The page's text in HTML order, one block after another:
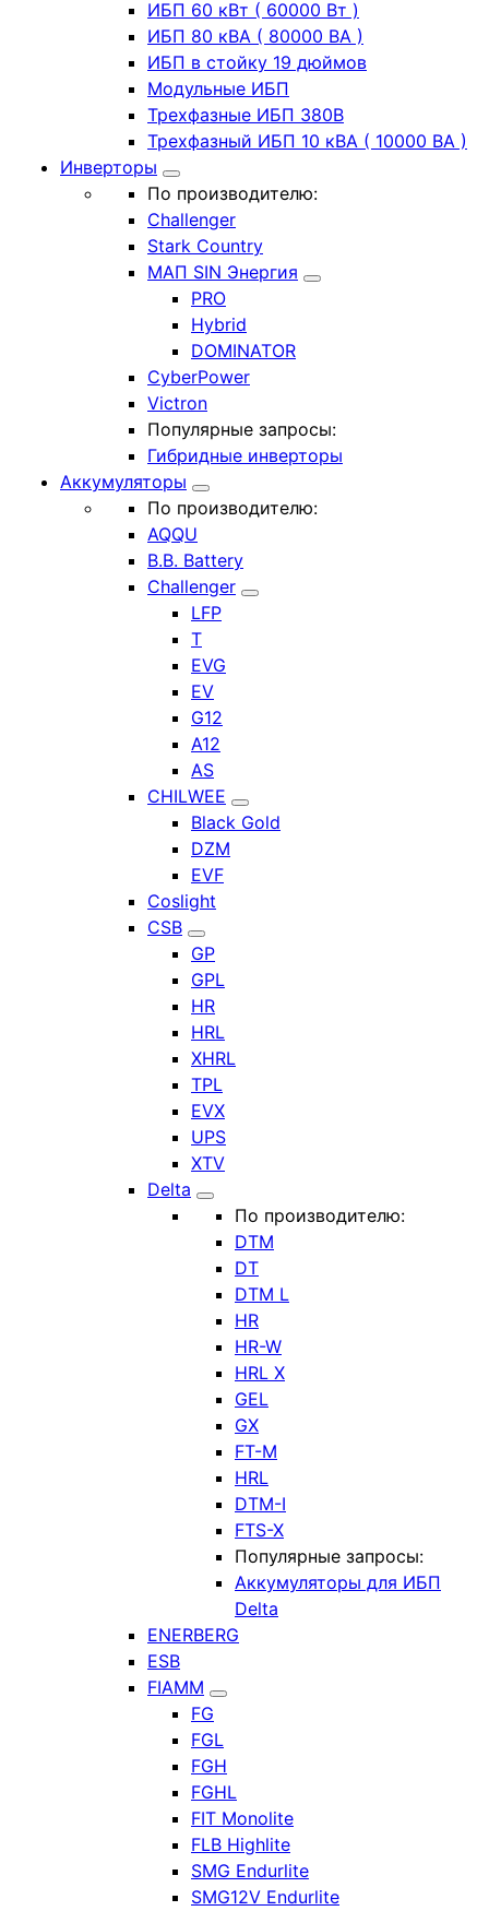
ИБП 60 кВт ( 60000 Вт )
ИБП 80 кВА ( 80000 ВА )
ИБП в стойку 19 дюймов
Модульные ИБП
Трехфазные ИБП 380В
Трехфазный ИБП 10 кВА ( 10000 ВА )
Инверторы
По производителю:
Challenger
Stark Country
МАП SIN Энергия
PRO
Hybrid
DOMINATOR
CyberPower
Victron
Популярные запросы:
Гибридные инверторы
Аккумуляторы
По производителю:
AQQU
B.B. Battery
Challenger
LFP
T
EVG
EV
G12
A12
AS
CHILWEE
Black Gold
DZM
EVF
Coslight
CSB
GP
GPL
HR
HRL
XHRL
TPL
EVX
UPS
XTV
Delta
По производителю:
DTM
DT
DTM L
HR
HR-W
HRL X
GEL
GX
FT-M
HRL
DTM-I
FTS-X
Популярные запросы:
Аккумуляторы для ИБП
Delta
ENERBERG
ESB
FIAMM
FG
FGL
FGH
FGHL
FIT Monolite
FLB Highlite
SMG Endurlite
SMG12V Endurlite